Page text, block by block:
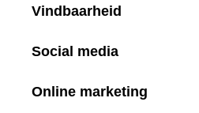
Vindbaarheid
Social media
Online marketing